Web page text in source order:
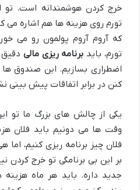
خرج کردن هوشمندانه است. تو
تورم روی هزینه ها هم اشاره می
که آروم آروم پولمون رو می
تورم، باید برنامه ریزی مالی
اضطراری بسازیم. این صندوق
کنن در برابر اتفاقات پیش بینی
یکی از چالش های بزرگ ما تو
وقت ها می دونیم باید فلان
فلان چیز برنامه ریزی کنیم، اما
بر این بی برنامگی تو خرج کردن
جدید داره. باید هر ماه